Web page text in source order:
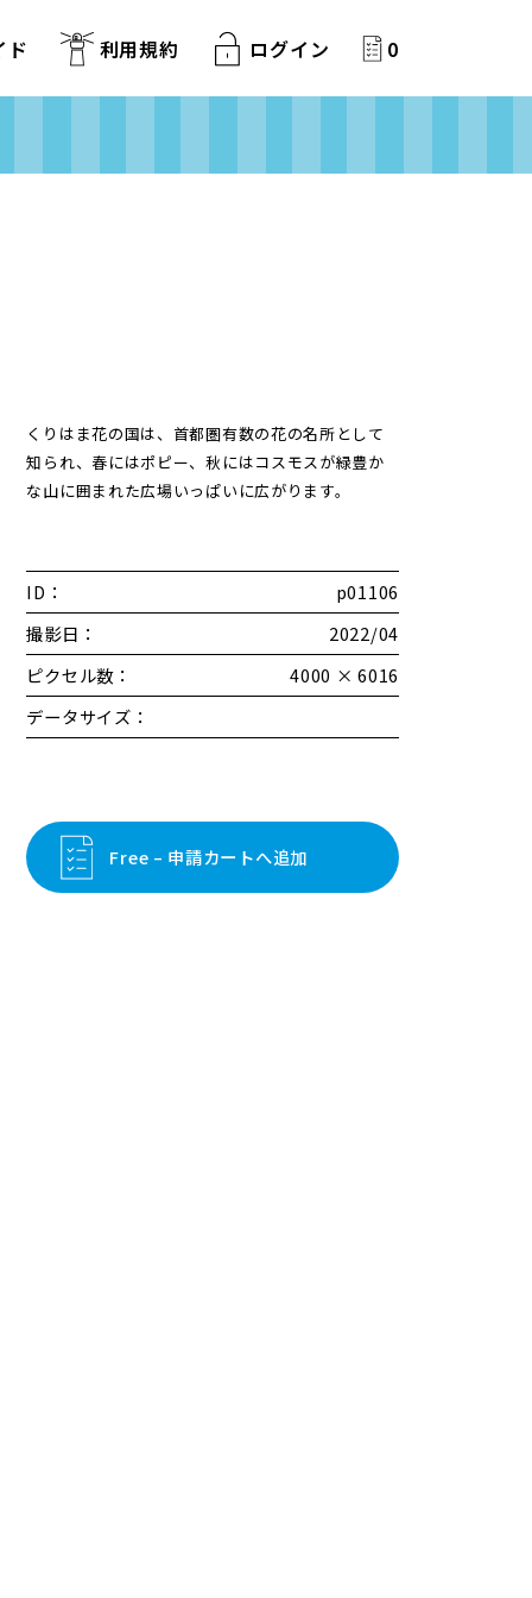
ド 利用規約 ログイン 0
くりはま花の国は、首都圏有数の花の名所として
知られ、春にはポピー、秋にはコスモスが緑豊か
な山に囲まれた広場いっぱいに広がります。
ID：
p01106
撮影日：
2022/04
ピクセル数：
4000 × 6016
データサイズ：
Free – 申請カートへ追加